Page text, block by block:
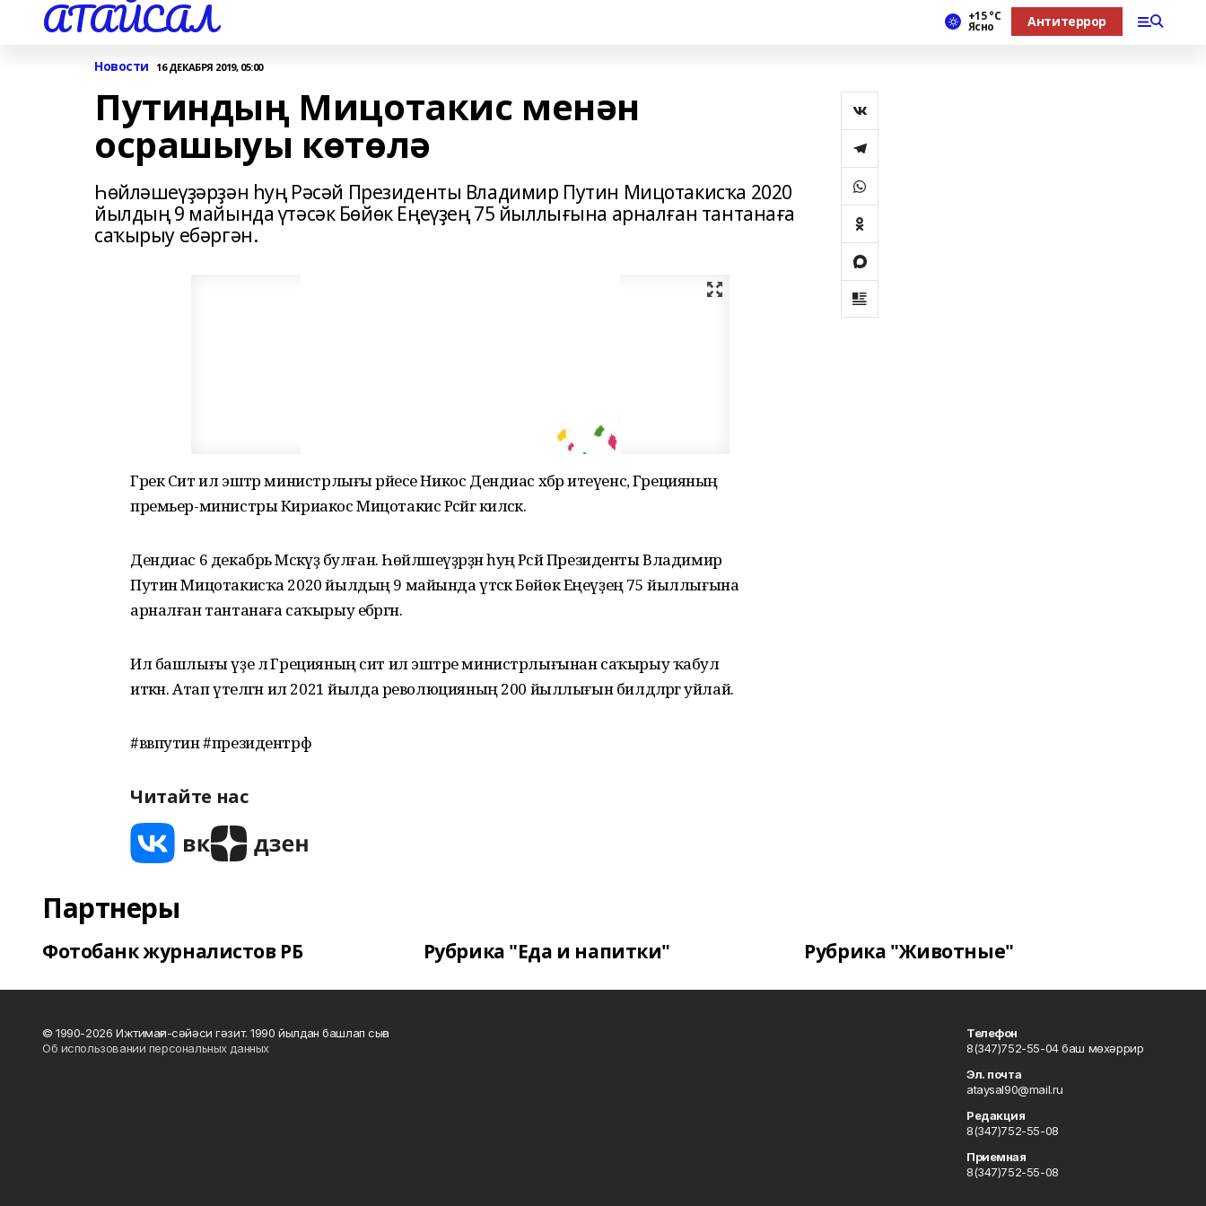
АТАЙСАЛ +15 °С
Ясно Антитеррор
Новости 16 ДЕКАБРЯ 2019, 05:00
Путиндың Мицотакис менән
осрашыуы көтөлә
Һөйләшеүҙәрҙән һуң Рәсәй Президенты Владимир Путин Мицотакисҡа 2020
йылдың 9 майында үтәсәк Бөйөк Еңеүҙең 75 йыллығына арналған тантанаға
саҡырыу ебәргән.
Грек Сит ил эштәр министрлығы рәйесе Никос Дендиас хәбәр итеүенсә, Грецияның
премьер-министры Кириакос Мицотакис Рәсәйгә киләсәк.
Дендиас 6 декабрь Мәскәүҙә булған. Һөйләшеүҙәрҙән һуң Рәсәй Президенты Владимир
Путин Мицотакисҡа 2020 йылдың 9 майында үтәсәк Бөйөк Еңеүҙең 75 йыллығына
арналған тантанаға саҡырыу ебәргән.
Ил башлығы үҙе лә Грецияның сит ил эштәре министрлығынан саҡырыу ҡабул
иткән. Атап үтелгән ил 2021 йылда революцияның 200 йыллығын билдәләргә уйлай.
#ввпутин #президентрф
Читайте нас
Партнеры
Фотобанк журналистов РБ Рубрика "Еда и напитки" Рубрика "Животные"
© 1990-2026 Ижтимағи-сәйәси гәзит. 1990 йылдан башлап сыға
Об использовании персональных данных
Телефон
8(347)752-55-04 баш мөхәррир
Эл. почта
ataysal90@mail.ru
Редакция
8(347)752-55-08
Приемная
8(347)752-55-08